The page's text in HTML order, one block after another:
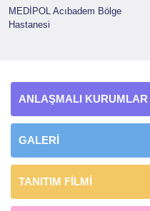
MEDİPOL Acıbadem Bölge
Hastanesi
ANLAŞMALI KURUMLAR
GALERİ
TANITIM FİLMİ